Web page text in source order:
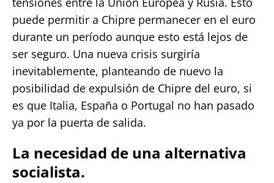
puede permitir a Chipre permanecer en el euro
durante un período aunque esto está lejos de
ser seguro. Una nueva crisis surgiría
inevitablemente, planteando de nuevo la
posibilidad de expulsión de Chipre del euro, si
es que Italia, España o Portugal no han pasado
ya por la puerta de salida.
La necesidad de una alternativa
socialista.